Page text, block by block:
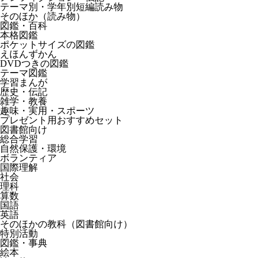
テーマ別・学年別短編読み物
そのほか（読み物）
図鑑・百科
本格図鑑
ポケットサイズの図鑑
えほんずかん
DVDつきの図鑑
テーマ図鑑
学習まんが
歴史・伝記
雑学・教養
趣味・実用・スポーツ
プレゼント用おすすめセット
図書館向け
総合学習
自然保護・環境
ボランティア
国際理解
社会
理科
算数
国語
英語
そのほかの教科（図書館向け）
特別活動
図鑑・事典
絵本